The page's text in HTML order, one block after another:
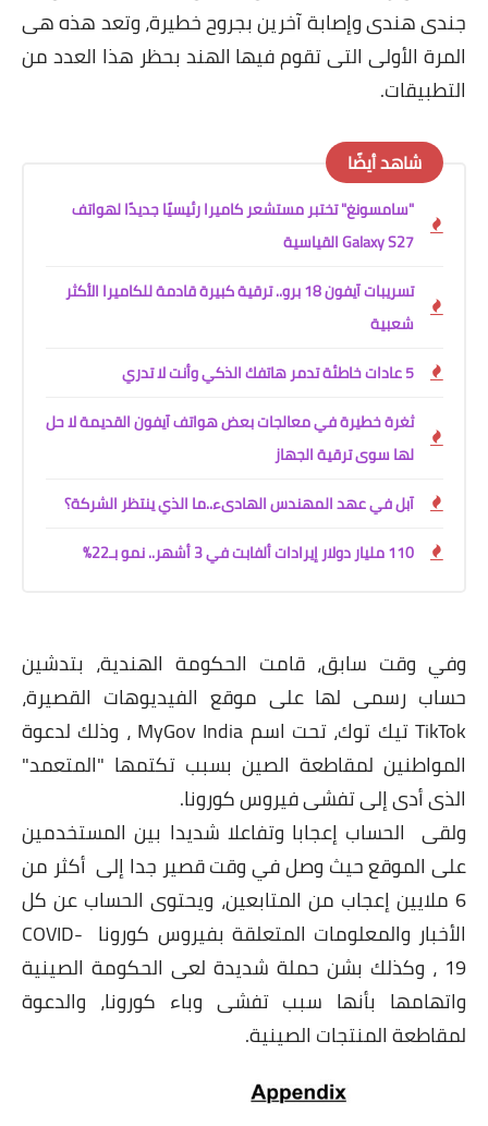
جندى هندى وإصابة آخرين بجروح خطيرة، وتعد هذه هى
المرة الأولى التى تقوم فيها الهند بحظر هذا العدد من
التطبيقات.
شاهد أيضًا
"سامسونغ" تختبر مستشعر كاميرا رئيسيًا جديدًا لهواتف
Galaxy S27 القياسية
تسريبات آيفون 18 برو.. ترقية كبيرة قادمة للكاميرا الأكثر
شعبية
5 عادات خاطئة تدمر هاتفك الذكي وأنت لا تدري
ثغرة خطيرة في معالجات بعض هواتف آيفون القديمة لا حل
لها سوى ترقية الجهاز
آبل في عهد المهندس الهادىء..ما الذي ينتظر الشركة؟
110 مليار دولار إيرادات ألفابت في 3 أشهر.. نمو بـ22%
وفي وقت سابق، قامت الحكومة الهندية، بتدشين
حساب رسمى لها على موقع الفيديوهات القصيرة،
TikTok تيك توك، تحت اسم MyGov India ، وذلك لدعوة
المواطنين لمقاطعة الصين بسبب تكتمها "المتعمد"
الذى أدى إلى تفشى فيروس كورونا.
ولقى الحساب إعجابا وتفاعلا شديدا بين المستخدمين
على الموقع حيث وصل في وقت قصير جدا إلى أكثر من
6 ملايين إعجاب من المتابعين، ويحتوى الحساب عن كل
الأخبار والمعلومات المتعلقة بفيروس كورونا COVID-
19 ، وكذلك بشن حملة شديدة لعى الحكومة الصينية
واتهامها بأنها سبب تفشى وباء كورونا، والدعوة
لمقاطعة المنتجات الصينية.